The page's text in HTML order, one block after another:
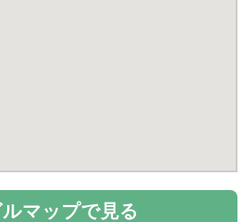
マップで見る